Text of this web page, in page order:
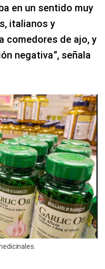
en un sentido muy
italianos y
comedores de ajo, y
negativa”, señala